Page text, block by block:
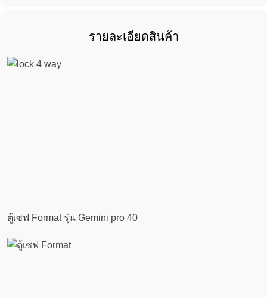
รายละเอียดสินค้า
ตู้เซฟ Format รุ่น Gemini pro 40